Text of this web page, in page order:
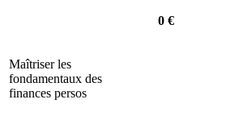
0 €
Maîtriser les
fondamentaux des
finances persos